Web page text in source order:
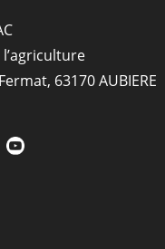
63170 AUBIERE